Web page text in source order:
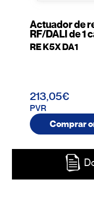
Actuador de
RF/DALI de 1
RE K5X DA1
213,05€
PVR
Comprar